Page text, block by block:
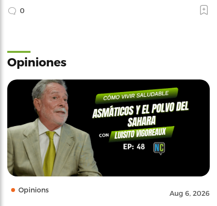
0
Opiniones
Opinions Aug 6, 2026